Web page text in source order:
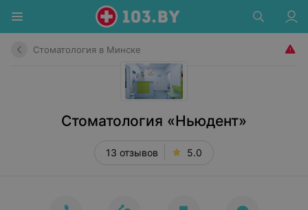
Стоматология в Минске
Стоматология «Ньюдент»
13 отзывов 5.0